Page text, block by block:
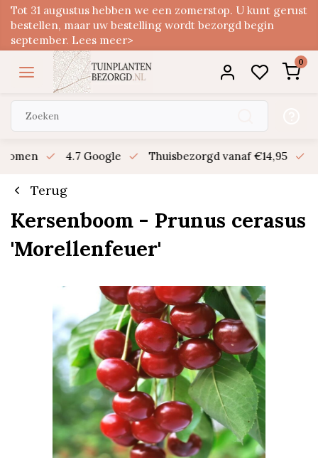
Tot 31 augustus hebben we een zomerstop. U kunt gerust
bestellen, maar uw bestelling wordt bezorgd begin
september. Lees meer>
0
4.7 Google Thuisbezorgd vanaf €14,95
Terug
Kersenboom - Prunus cerasus
'Morellenfeuer'